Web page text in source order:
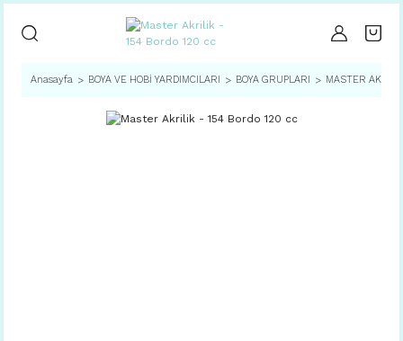
Anasayfa BOYA VE HOBİ YARDIMCILARI BOYA GRUPLARI MASTER